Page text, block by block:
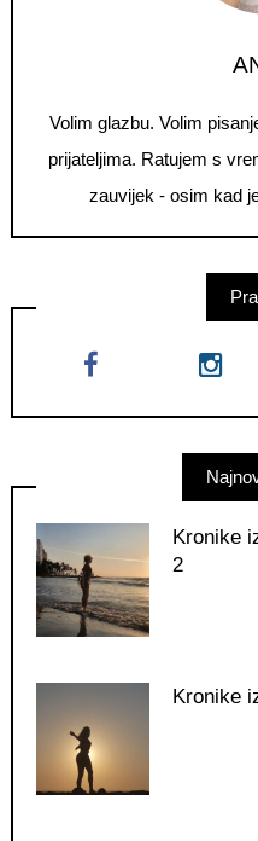
Volim glazbu. Volim
prijateljima. Ratujem s
zauvijek - osim kad
Kronike
2
Kronike